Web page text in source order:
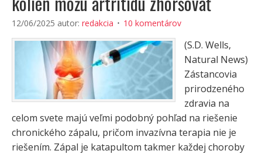
12/06/2025 autor: redakcia 10 komentárov
(S.D. Wells,
Natural News)
Zástancovia
prirodzeného
zdravia na
celom svete majú veľmi podobný pohľad na riešenie
chronického zápalu, pričom invazívna terapia nie je
riešením. Zápal je katapultom takmer každej choroby